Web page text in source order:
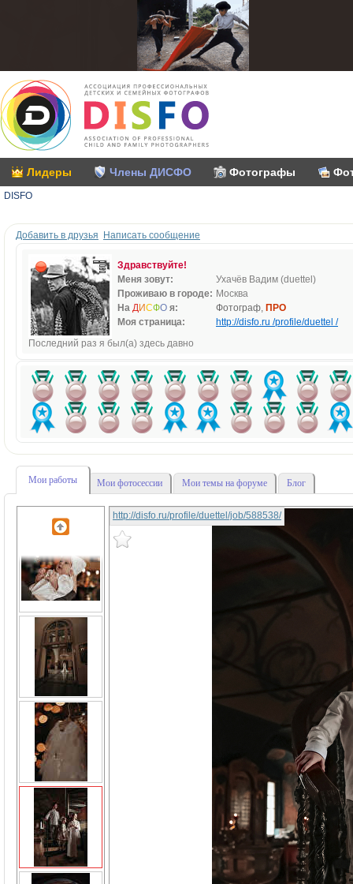
Лидеры Члены ДИСФО Фотографы
DISFO
Добавить в друзья Написать сообщение
Здравствуйте!
Меня зовут:
Ухачёв Вадим (duettel)
Проживаю в городе: Москва
На ДИСФО я: Фотограф, ПРО
Моя страница:
http://disfo.ru /profile/duettel /
Последний раз я был(а) здесь давно
Мои работы Мои фотосессии Мои темы на форуме Блог
http://disfo.ru/profile/duettel/job/588538/